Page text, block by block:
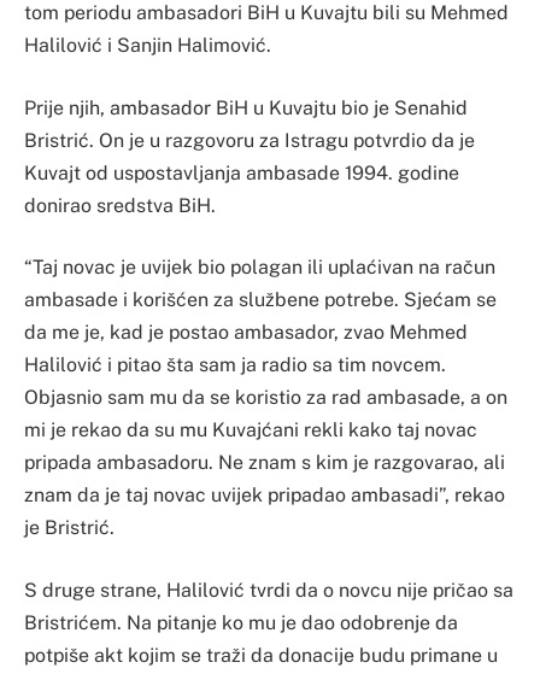
tom periodu ambasadori BiH u Kuvajtu bili su Mehmed
Halilović i Sanjin Halimović.
Prije njih, ambasador BiH u Kuvajtu bio je Senahid
Bristrić. On je u razgovoru za Istragu potvrdio da je
Kuvajt od uspostavljanja ambasade 1994. godine
donirao sredstva BiH.
“Taj novac je uvijek bio polagan ili uplaćivan na račun
ambasade i korišćen za službene potrebe. Sjećam se
da me je, kad je postao ambasador, zvao Mehmed
Halilović i pitao šta sam ja radio sa tim novcem.
Objasnio sam mu da se koristio za rad ambasade, a on
mi je rekao da su mu Kuvajćani rekli kako taj novac
pripada ambasadoru. Ne znam s kim je razgovarao, ali
znam da je taj novac uvijek pripadao ambasadi”, rekao
je Bristrić.
S druge strane, Halilović tvrdi da o novcu nije pričao sa
Bristrićem. Na pitanje ko mu je dao odobrenje da
potpiše akt kojim se traži da donacije budu primane u